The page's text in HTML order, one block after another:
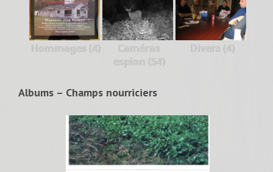
Hommages (4)
Caméras
espion (54)
Divers (4)
Albums – Champs nourriciers